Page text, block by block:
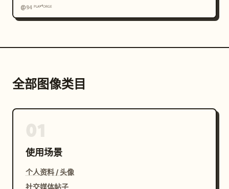
@𝟡𝟜 ᴾᴸᴬʸᶠᴼᴿᴳᴱ
全部图像类目
使用场景
个人资料 / 头像
社交媒体帖子